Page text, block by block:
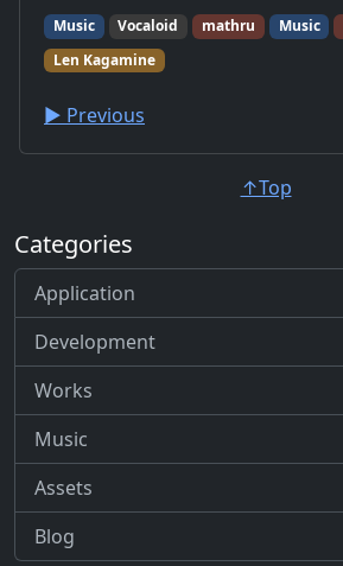
Music Vocaloid mathru Music
Len Kagamine
▶︎ Previous
↑Top
Categories
Application
Development
Works
Music
Assets
Blog